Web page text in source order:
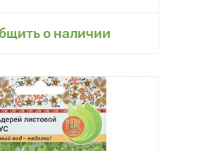
о наличии